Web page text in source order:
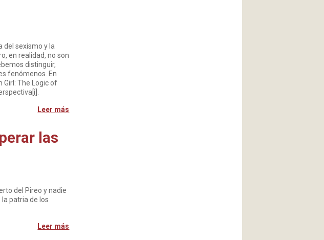
del sexismo y la
en realidad, no son
distinguir,
fenómenos. En
Girl: The Logic of
Leer más
las
del Pireo y nadie
patria de los
Leer más